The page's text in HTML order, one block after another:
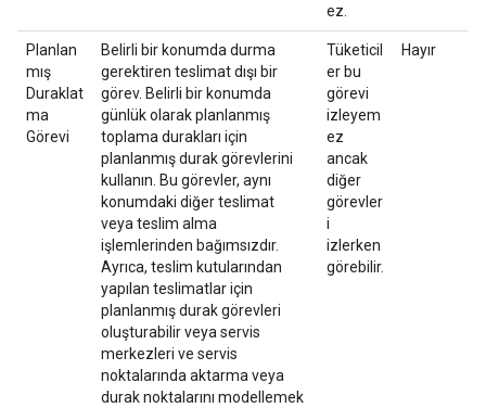
ez.
Planlan
mış
Duraklat
ma
Görevi
Belirli bir konumda durma
gerektiren teslimat dışı bir
görev. Belirli bir konumda
günlük olarak planlanmış
toplama durakları için
planlanmış durak görevlerini
kullanın. Bu görevler, aynı
konumdaki diğer teslimat
veya teslim alma
işlemlerinden bağımsızdır.
Ayrıca, teslim kutularından
yapılan teslimatlar için
planlanmış durak görevleri
oluşturabilir veya servis
merkezleri ve servis
noktalarında aktarma veya
durak noktalarını modellemek
Tüketicil
er bu
görevi
izleyem
ez
ancak
diğer
görevler
i
izlerken
görebilir.
Hayır